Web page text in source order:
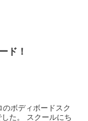
ド！
ボディボードスク
た。 スクールにち